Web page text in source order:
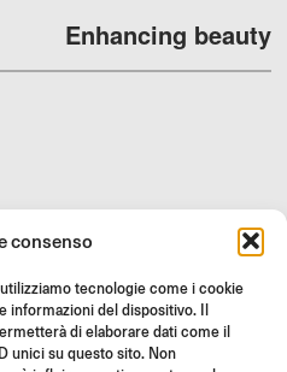
consenso
tecnologie come i cookie
informazioni del dispositivo. Il
di elaborare dati come il
unici su questo sito. Non
Enhancing beauty